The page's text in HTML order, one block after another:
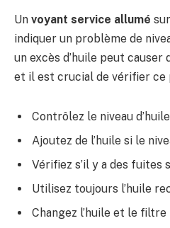
Un voyant service allumé
indiquer un problème de
un excès d’huile peut causer
et il est crucial de vérifier ce
Contrôlez le niveau
Ajoutez de l’huile si le
Vérifiez s’il y a des fuites
Utilisez toujours l’huile
Changez l’huile et le